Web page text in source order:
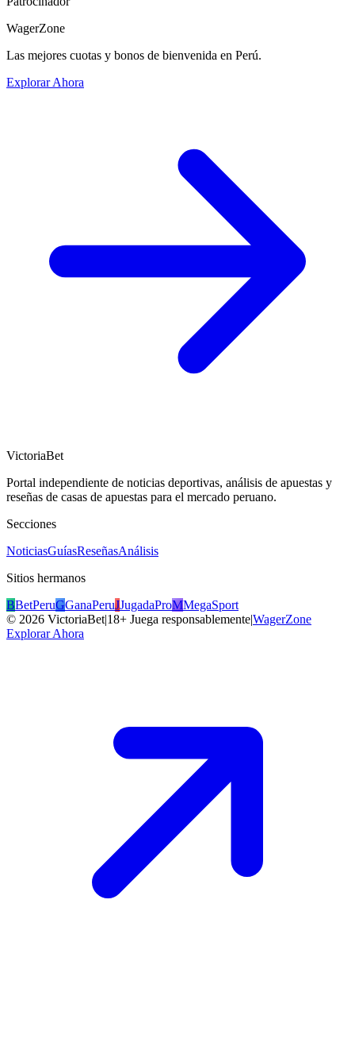
WagerZone
Las mejores cuotas y bonos de bienvenida en Perú.
Explorar Ahora
VictoriaBet
Portal independiente de noticias deportivas, análisis de apuestas y
reseñas de casas de apuestas para el mercado peruano.
Secciones
NoticiasGuíasReseñasAnálisis
Sitios hermanos
BBetPeruGGanaPeruJJugadaProMMegaSport
© 2026 VictoriaBet|18+ Juega responsablemente|WagerZone
Explorar Ahora